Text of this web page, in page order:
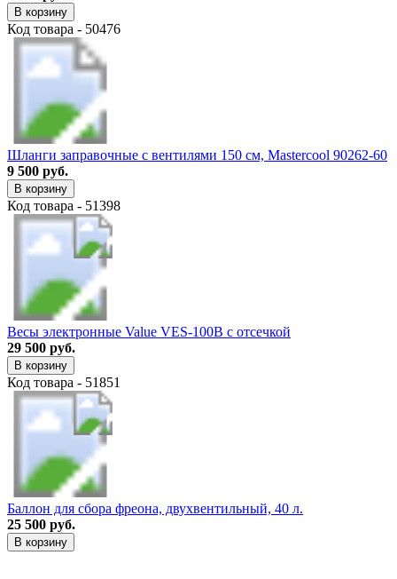
В корзину
Код товара - 50476
Шланги заправочные с вентилями 150 см, Mastercool 90262-60
9 500 руб.
В корзину
Код товара - 51398
Весы электронные Value VES-100B с отсечкой
29 500 руб.
В корзину
Код товара - 51851
Баллон для сбора фреона, двухвентильный, 40 л.
25 500 руб.
В корзину